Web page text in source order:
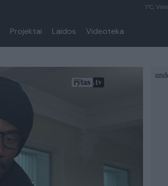
1°C,
Projektai Laidos Videoteka